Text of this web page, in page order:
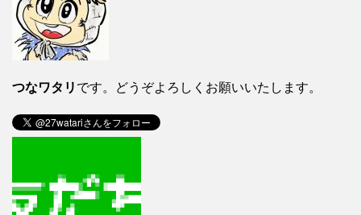
つなワタリ です。どうぞよろしくお願いいたします。